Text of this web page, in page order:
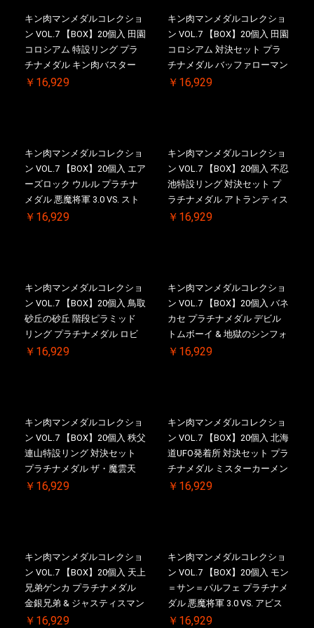
キン肉マンメダルコレクショ
ン VOL.7 【BOX】20個入 田園
コロシアム 特設リング プラ
チナメダル キン肉バスター
VS. キン肉バスターやぶり ケ
￥16,929
キン肉マンメダルコレクショ
ン VOL.7 【BOX】20個入 田園
コロシアム 対決セット プラ
チナメダル バッファローマン
2.0 顎髭 Ver. VS. 光の矢 ケー
￥16,929
キン肉マンメダルコレクショ
ン VOL.7 【BOX】20個入 エア
ーズロック ウルル プラチナ
メダル 悪魔将軍 3.0 VS. スト
ロング・ザ・武道【初回購入
￥16,929
キン肉マンメダルコレクショ
ン VOL.7 【BOX】20個入 不忍
池特設リング 対決セット プ
ラチナメダル アトランティス
ドライバー VS.ネックカット
￥16,929
キン肉マンメダルコレクショ
ン VOL.7 【BOX】20個入 鳥取
砂丘の砂丘 階段ピラミッド
リング プラチナメダル ロビ
ンマスク VS.ネメシス 【初回
￥16,929
キン肉マンメダルコレクショ
ン VOL.7 【BOX】20個入 バネ
カセ プラチナメダル デビル
トムボーイ & 地獄のシンフォ
ニー ケース付き【初回購入特
￥16,929
キン肉マンメダルコレクショ
ン VOL.7 【BOX】20個入 秩父
連山特設リング 対決セット
プラチナメダル ザ・魔雲天
VS. テリーマン 3.0 ケース付
￥16,929
キン肉マンメダルコレクショ
ン VOL.7 【BOX】20個入 北海
道UFO発着所 対決セット プラ
チナメダル ミスターカーメン
VS. ブロッケン Jr. 2.0 ケース
￥16,929
キン肉マンメダルコレクショ
ン VOL.7 【BOX】20個入 天上
兄弟ゲンカ プラチナメダル
金銀兄弟 & ジャスティスマン
2.0 ケース付き【初回購入特
￥16,929
キン肉マンメダルコレクショ
ン VOL.7 【BOX】20個入 モン
＝サン＝パルフェ プラチナメ
ダル 悪魔将軍 3.0 VS. アビス
マン【初回購入特典 】
￥16,929